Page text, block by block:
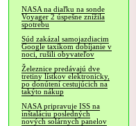
NASA na diaľku na sonde
Voyager 2 úspešne znížila
spotrebu
Súd zakázal samojazdiacim
Google taxíkom dobíjanie v
noci, rušili obyvateľov
Železnice predávajú dve
tretiny lístkov elektronicky,
po donútení cestujúcich na
takýto nákup
NASA pripravuje ISS na
inštaláciu posledných
nových solárnych panelov